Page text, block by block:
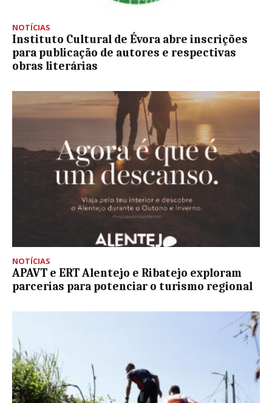
NOTÍCIAS
Instituto Cultural de Évora abre inscrições
para publicação de autores e respectivas
obras literárias
NOTÍCIAS
APAVT e ERT Alentejo e Ribatejo exploram
parcerias para potenciar o turismo regional